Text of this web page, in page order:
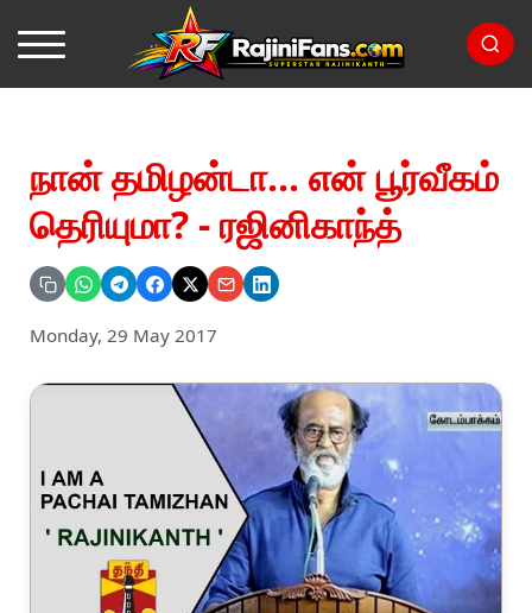
நான் தமிழன்டா... என் பூர்வீகம்
தெரியுமா? - ரஜினிகாந்த்
Monday, 29 May 2017